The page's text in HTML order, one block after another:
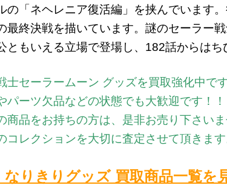
の「ネヘレニア復活編」を挟んでいます
最終決戦を描いています。謎のセーラー
ともいえる立場で登場し、182話からはち
士セーラームーン グッズを買取強化中です
パーツ欠品などの状態でも大歓迎です！！
商品をお持ちの方は、是非お売り下さいま
コレクションを大切に査定させて頂きます
なりきりグッズ買取商品一覧を